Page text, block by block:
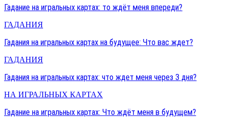
Гадание на игральных картах: то ждёт меня впереди?
ГАДАНИЯ
Гадания на игральных картах на будущее: Что вас ждет?
ГАДАНИЯ
Гадания на игральных картах: что ждет меня через 3 дня?
НА ИГРАЛЬНЫХ КАРТАХ
Гадание на игральных картах: Что ждёт меня в будущем?